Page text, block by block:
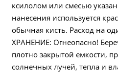
ксилолом или смесью
нанесения используется
обычная кисть. Расход на
ХРАНЕНИЕ: Огнеопасно!
плотно закрытой емкости,
солнечных лучей, тепла и